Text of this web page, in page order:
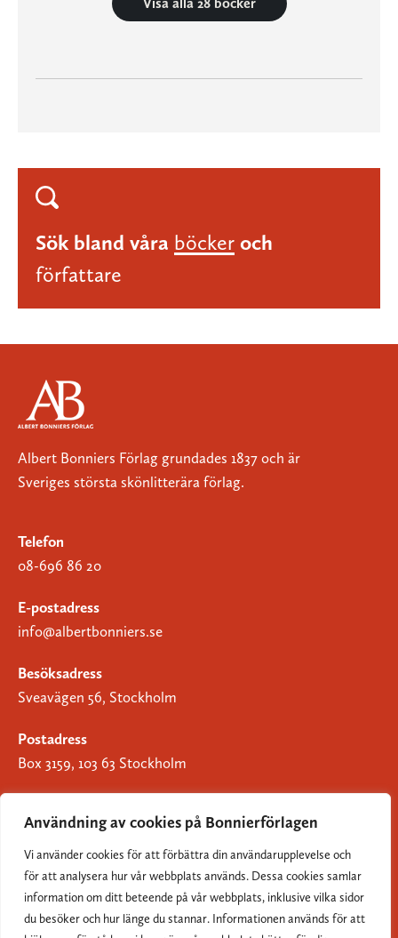
Användning av cookies på Bonnierförlagen
Vi använder cookies för att förbättra din användarupplevelse och
för att analysera hur vår webbplats används. Dessa cookies samlar
information om ditt beteende på vår webbplats, inklusive vilka sidor
du besöker och hur länge du stannar. Informationen används för att
Visa alla 28 böcker
Sök bland våra böcker och
författare
Albert Bonniers Förlag grundades 1837 och är
Sveriges största skönlitterära förlag.
Telefon
08-696 86 20
E-postadress
info@albertbonniers.se
Besöksadress
Sveavägen 56, Stockholm
Postadress
Box 3159, 103 63 Stockholm
Om Bonnierförlagen
Cookies
Integritetspolicy